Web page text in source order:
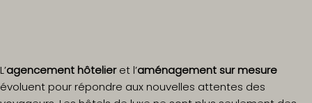
L’agencement hôtelieret l’aménagement sur mesure
évoluent pour répondre aux nouvelles attentes des